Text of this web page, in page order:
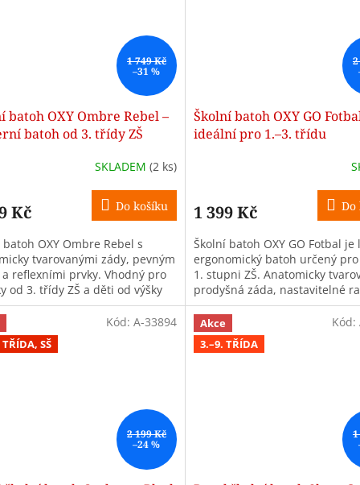
1 749 Kč
–31 %
batoh OXY Ombre Rebel –
batoh od 3. třídy ZŠ
SKLADEM (2 ks)
Kč Do košíku
OXY Ombre Rebel s
tvarovanými zády, pevným
reflexními prvky. Vhodný pro
od 3. třídy ZŠ a děti od výšky
Školní batoh OXY GO
ideální pro 1.–3. třídu
1 399 Kč Do
Školní batoh OXY GO Fotbal je
ergonomický batoh určený
1. stupni ZŠ. Anatomicky
prodyšná záda, nastavitelné
popruhy a pevné
SŠ
2 199 Kč
–24 %
Kód: A-33894
Akce
3.–9. TŘÍDA
Kód: